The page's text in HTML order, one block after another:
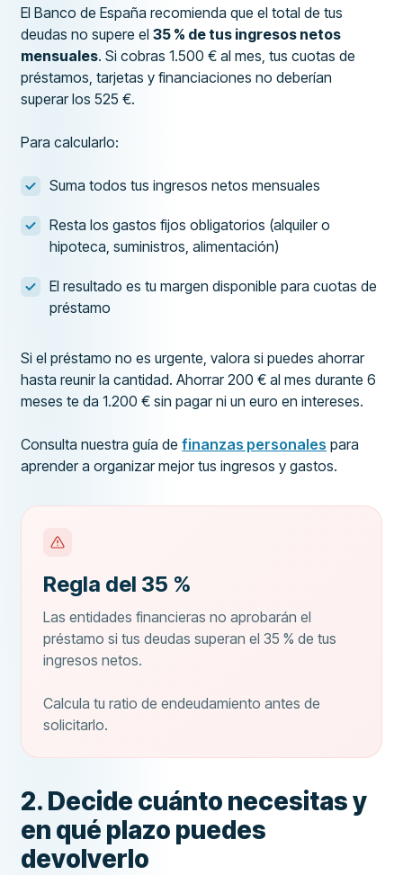
El Banco de España recomienda que el total de tus
deudas no supere el35 % de tus ingresos netos
mensuales. Si cobras 1.500 € al mes, tus cuotas de
préstamos, tarjetas y financiaciones no deberían
superar los 525 €.
Para calcularlo:
Suma todos tus ingresos netos mensuales
Resta los gastos fijos obligatorios (alquiler o
hipoteca, suministros, alimentación)
El resultado es tu margen disponible para cuotas de
préstamo
Si el préstamo no es urgente, valora si puedes ahorrar
hasta reunir la cantidad. Ahorrar 200 € al mes durante 6
meses te da 1.200 € sin pagar ni un euro en intereses.
Consulta nuestra guía definanzas personales para
aprender a organizar mejor tus ingresos y gastos.
Regla del 35 %
Las entidades financieras no aprobarán el
préstamo si tus deudas superan el 35 % de tus
ingresos netos.
Calcula tu ratio de endeudamiento antes de
solicitarlo.
2. Decide cuánto necesitas y
en qué plazo puedes
devolverlo